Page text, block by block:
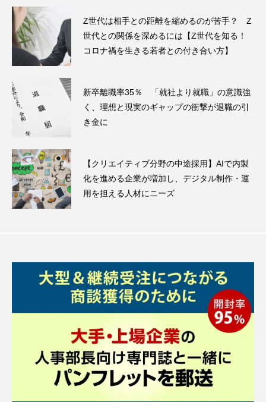
Z世代は相手との距離を縮めるのが苦手？ Z
世代との関係を深めるには【Z世代を知る！
コロナ禍を生きる若者との付き合い方】
新卒離職率35％ 「就社より就職」の意識強
く、理想と現実のギャップの衝撃が退職の引
き金に
【クリエイティブ分野の中途採用】AIで内製
化を進める企業が増加し、デジタル制作・運
用を担える人材にニーズ